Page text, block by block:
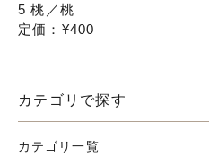
5 桃／桃
定価：¥400
カテゴリで探す
カテゴリ一覧